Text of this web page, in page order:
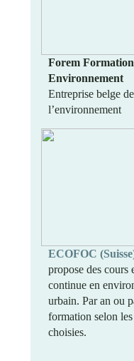
Forem Formation
Environnement
Entreprise belge
l’environnement
ECOFOC
propose des cours
continue en
urbain. Par an ou
formation selon
choisies.